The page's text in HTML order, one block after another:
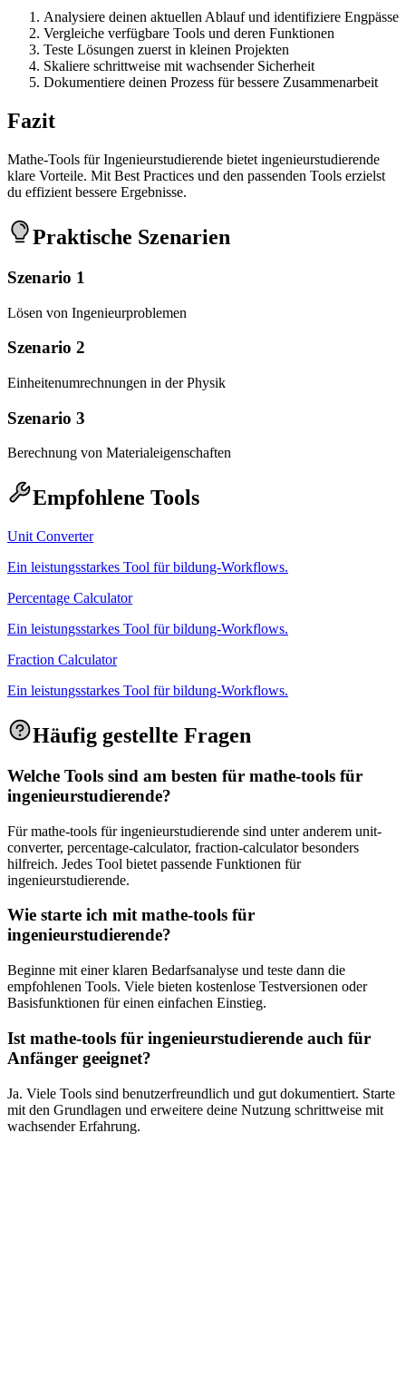
Analysiere deinen aktuellen Ablauf und identifiziere Engpässe
Vergleiche verfügbare Tools und deren Funktionen
Teste Lösungen zuerst in kleinen Projekten
Skaliere schrittweise mit wachsender Sicherheit
Dokumentiere deinen Prozess für bessere Zusammenarbeit
Fazit
Mathe-Tools für Ingenieurstudierende bietet ingenieurstudierende
klare Vorteile. Mit Best Practices und den passenden Tools erzielst
du effizient bessere Ergebnisse.
Praktische Szenarien
Szenario 1
Lösen von Ingenieurproblemen
Szenario 2
Einheitenumrechnungen in der Physik
Szenario 3
Berechnung von Materialeigenschaften
Empfohlene Tools
Unit Converter
Ein leistungsstarkes Tool für bildung-Workflows.
Percentage Calculator
Ein leistungsstarkes Tool für bildung-Workflows.
Fraction Calculator
Ein leistungsstarkes Tool für bildung-Workflows.
Häufig gestellte Fragen
Welche Tools sind am besten für mathe-tools für
ingenieurstudierende?
Für mathe-tools für ingenieurstudierende sind unter anderem unit-
converter, percentage-calculator, fraction-calculator besonders
hilfreich. Jedes Tool bietet passende Funktionen für
ingenieurstudierende.
Wie starte ich mit mathe-tools für
ingenieurstudierende?
Beginne mit einer klaren Bedarfsanalyse und teste dann die
empfohlenen Tools. Viele bieten kostenlose Testversionen oder
Basisfunktionen für einen einfachen Einstieg.
Ist mathe-tools für ingenieurstudierende auch für
Anfänger geeignet?
Ja. Viele Tools sind benutzerfreundlich und gut dokumentiert. Starte
mit den Grundlagen und erweitere deine Nutzung schrittweise mit
wachsender Erfahrung.